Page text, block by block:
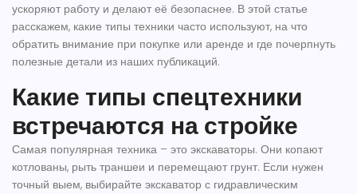
ускоряют работу и делают её безопаснее. В этой статье
расскажем, какие типы техники часто используют, на что
обратить внимание при покупке или аренде и где почерпнуть
полезные детали из наших публикаций.
Какие типы спецтехники
встречаются на стройке
Самая популярная техника – это экскаваторы. Они копают
котлованы, рыть траншеи и перемещают грунт. Если нужен
точный выем, выбирайте экскаватор с гидравлическим